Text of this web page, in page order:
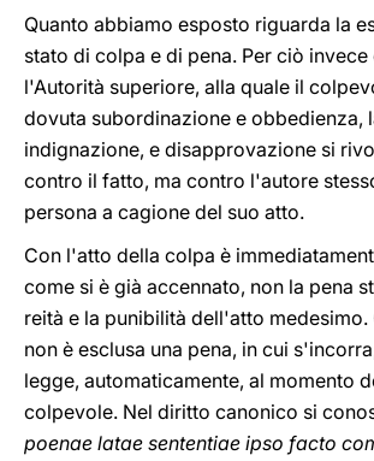
Quanto abbiamo esposto riguarda la
stato di colpa e di pena. Per ciò
l'Autorità superiore, alla quale il
dovuta subordinazione e obbedienza,
indignazione, e disapprovazione si
contro il fatto, ma contro l'autore
persona a cagione del suo atto.
Con l'atto della colpa è
come si è già accennato, non la pena
reità e la punibilità dell'atto medesimo.
non è esclusa una pena, in cui
legge, automaticamente, al momento
colpevole. Nel diritto canonico si
poenae latae sententiae ipso facto